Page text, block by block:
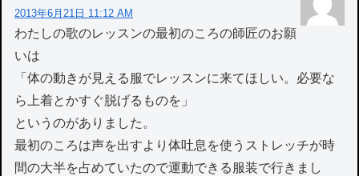
2013年6月21日 11:12 AM
わたしの歌のレッスンの最初のころの師匠のお願
いは
「体の動きが見える服でレッスンに来てほしい。必要な
ら上着とかすぐ脱げるものを」
というのがありました。
最初のころは声を出すより体吐息を使うストレッチが時
間の大半を占めていたので運動できる服装で行きまし